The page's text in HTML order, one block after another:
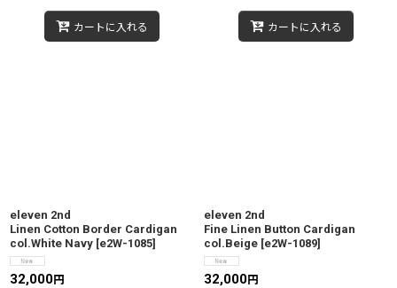
カートに入れる カートに入れる
eleven 2nd
Linen Cotton Border Cardigan
col.White Navy [e2W-1085]
32,000円
eleven 2nd
Fine Linen Button Cardigan
col.Beige [e2W-1089]
32,000円